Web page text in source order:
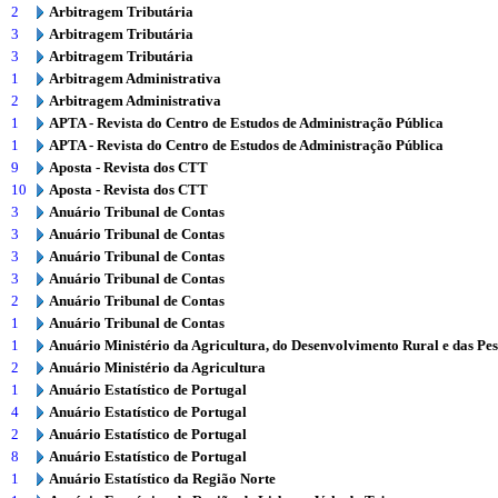
2
Arbitragem Tributária
3
Arbitragem Tributária
3
Arbitragem Tributária
1
Arbitragem Administrativa
2
Arbitragem Administrativa
1
APTA - Revista do Centro de Estudos de Administração Pública
1
APTA - Revista do Centro de Estudos de Administração Pública
9
Aposta - Revista dos CTT
10
Aposta - Revista dos CTT
3
Anuário Tribunal de Contas
3
Anuário Tribunal de Contas
3
Anuário Tribunal de Contas
3
Anuário Tribunal de Contas
2
Anuário Tribunal de Contas
1
Anuário Tribunal de Contas
1
Anuário Ministério da Agricultura, do Desenvolvimento Rural e das
2
Anuário Ministério da Agricultura
1
Anuário Estatístico de Portugal
4
Anuário Estatístico de Portugal
2
Anuário Estatístico de Portugal
8
Anuário Estatístico de Portugal
1
Anuário Estatístico da Região Norte